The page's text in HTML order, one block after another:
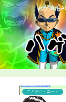
ハゲ薄毛
こどおじ・ニート